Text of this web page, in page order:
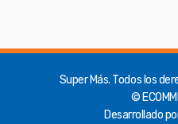
Super Más. Todos los
©
Desarrollado